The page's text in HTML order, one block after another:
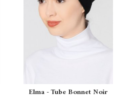
Elma - Tube Bonnet Noir